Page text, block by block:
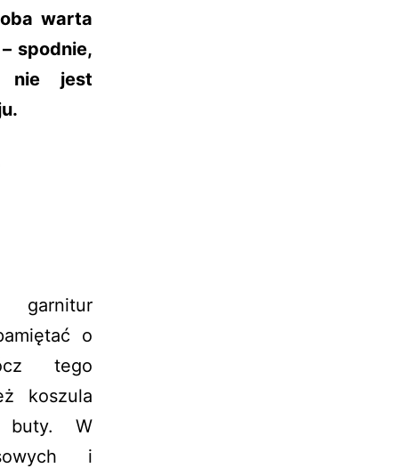
warta
spodnie,
nie jest
o
tego
koszula
buty. W
i